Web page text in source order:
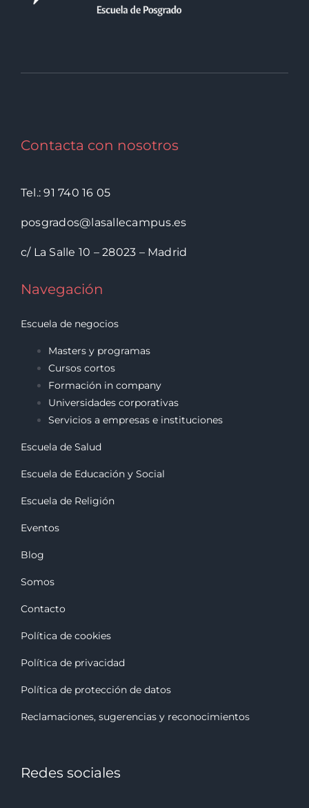
Contacta con nosotros
Tel.: 91 740 16 05
posgrados@lasallecampus.es
c/ La Salle 10 – 28023 – Madrid
Navegación
Escuela de negocios
Masters y programas
Cursos cortos
Formación in company
Universidades corporativas
Servicios a empresas e instituciones
Escuela de Salud
Escuela de Educación y Social
Escuela de Religión
Eventos
Blog
Somos
Contacto
Política de cookies
Política de privacidad
Política de protección de datos
Reclamaciones, sugerencias y reconocimientos
Redes sociales